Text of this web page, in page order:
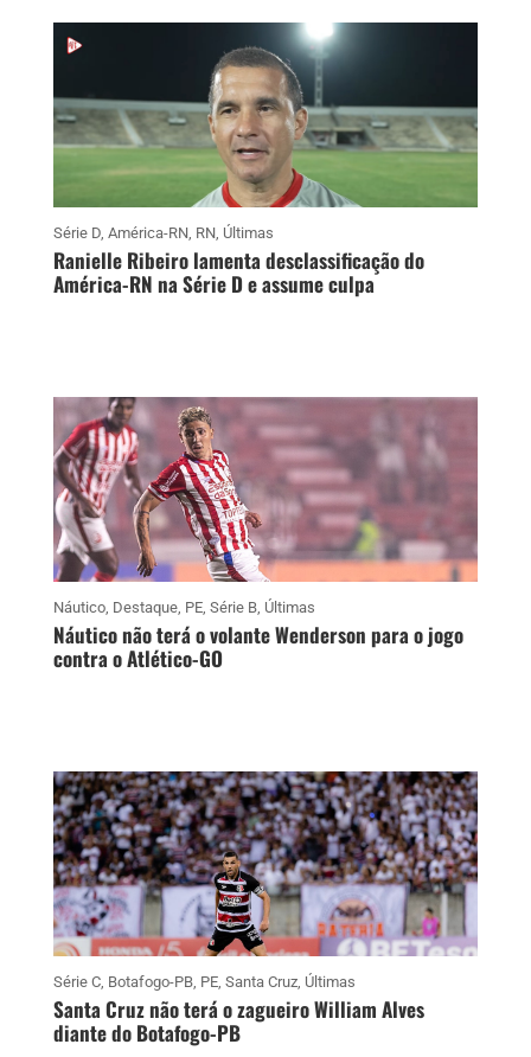
Série D, América-RN, RN, Últimas
Ranielle Ribeiro lamenta desclassificação do
América-RN na Série D e assume culpa
Náutico, Destaque, PE, Série B, Últimas
Náutico não terá o volante Wenderson para o jogo
contra o Atlético-GO
Série C, Botafogo-PB, PE, Santa Cruz, Últimas
Santa Cruz não terá o zagueiro William Alves
diante do Botafogo-PB